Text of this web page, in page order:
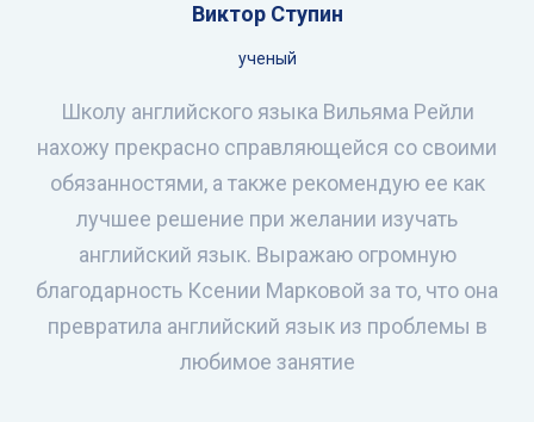
Виктор Ступин
ученый
Школу английского языка Вильяма Рейли
нахожу прекрасно справляющейся со своими
обязанностями, а также рекомендую ее как
лучшее решение при желании изучать
английский язык. Выражаю огромную
благодарность Ксении Марковой за то, что она
превратила английский язык из проблемы в
любимое занятие